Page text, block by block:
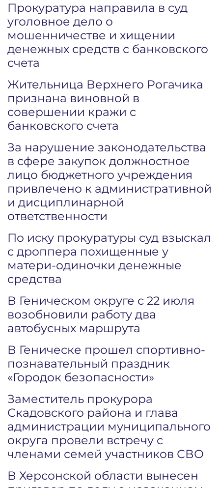
Прокуратура направила в суд
уголовное дело о
мошенничестве и хищении
денежных средств с банковского
счета
Жительница Верхнего Рогачика
признана виновной в
совершении кражи с
банковского счета
За нарушение законодательства
в сфере закупок должностное
лицо бюджетного учреждения
привлечено к административной
и дисциплинарной
ответственности
По иску прокуратуры суд взыскал
с дроппера похищенные у
матери-одиночки денежные
средства
В Геническом округе с 22 июля
возобновили работу два
автобусных маршрута
В Геническе прошел спортивно-
познавательный праздник
«Городок безопасности»
Заместитель прокурора
Скадовского района и глава
администрации муниципального
округа провели встречу с
членами семей участников СВО
В Херсонской области вынесен